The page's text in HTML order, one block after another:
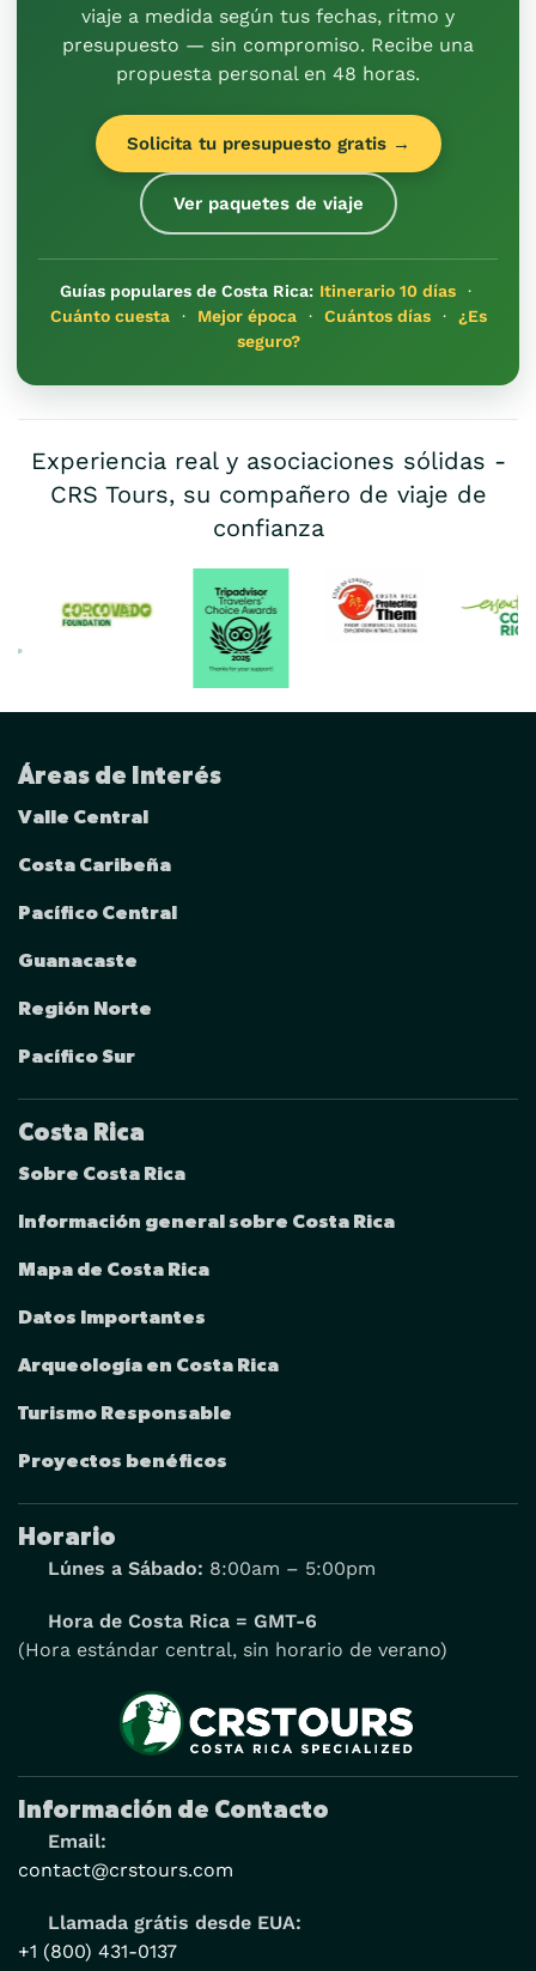
viaje a medida según tus fechas, ritmo y
presupuesto — sin compromiso. Recibe una
propuesta personal en 48 horas.
Solicita tu presupuesto gratis →
Ver paquetes de viaje
Guías populares de Costa Rica: Itinerario 10 días·
Cuánto cuesta· Mejor época· Cuántos días· ¿Es
seguro?
Experiencia real y asociaciones sólidas -
CRS Tours, su compañero de viaje de
confianza
Áreas de Interés
Valle Central
Costa Caribeña
Pacífico Central
Guanacaste
Región Norte
Pacífico Sur
Costa Rica
Sobre Costa Rica
Información general sobre Costa Rica
Mapa de Costa Rica
Datos Importantes
Arqueología en Costa Rica
Turismo Responsable
Proyectos benéficos
Horario
Lúnes a Sábado: 8:00am – 5:00pm
Hora de Costa Rica = GMT-6
(Hora estándar central, sin horario de verano)
Información de Contacto
Email:
contact@crstours.com
Llamada grátis desde EUA:
+1 (800) 431-0137